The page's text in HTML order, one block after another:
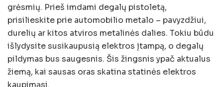
grėsmių. Prieš imdami degalų pistoletą,
prisilieskite prie automobilio metalo – pavyzdžiui,
durelių ar kitos atviros metalinės dalies. Tokiu būdu
išlydysite susikaupusią elektros įtampą, o degalų
pildymas bus saugesnis. Šis žingsnis ypač aktualus
žiemą, kai sausas oras skatina statinės elektros
kaupimąsi.